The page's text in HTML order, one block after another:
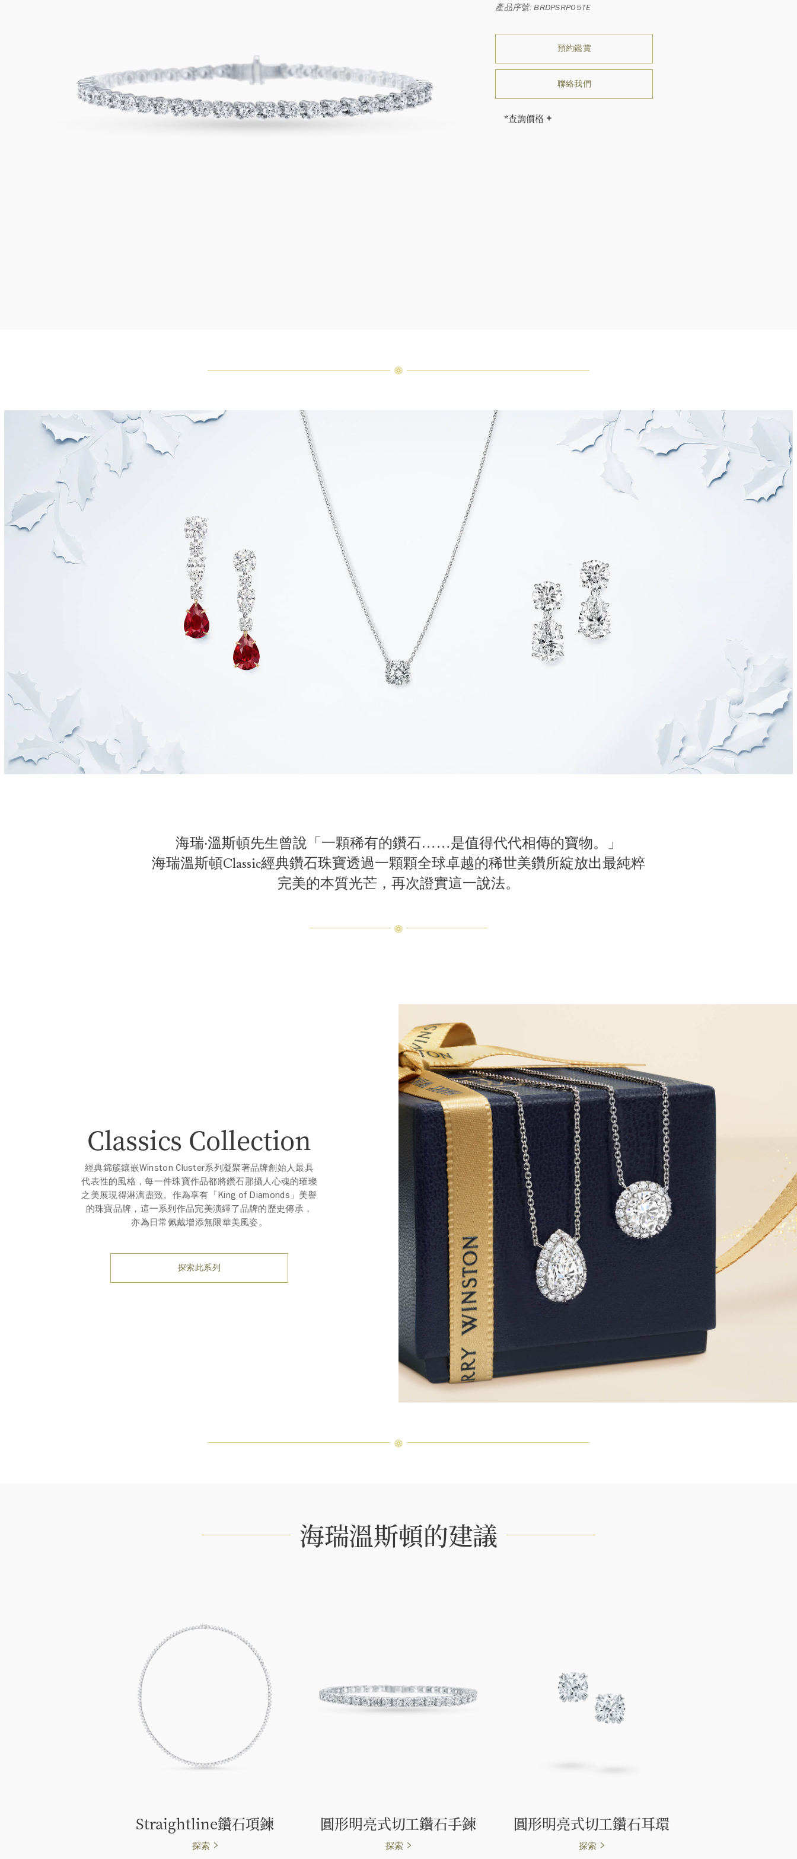
產品序號: BRDPSRP05TE
預約鑑賞
聯絡我們
*查詢價格
海瑞‧溫斯頓先生曾說「一顆稀有的鑽石……是值得代代相傳的寶物。」
海⁠瑞⁠溫⁠斯⁠頓Classic經典鑽石珠寶透過一顆顆全球卓越的稀世美鑽所綻放出最純粹
完⁠美的本質光芒，再次證實這一說法。
Classics Collection
經典錦簇鑲嵌Winston Cluster系列凝聚著品牌創始人最具
代⁠表性的風格，每一件珠寶作品都將鑽石那攝人心魂的璀璨
之⁠美展現得淋漓盡致。作為享有「King of Diamonds」美譽
的珠寶品牌，這一系列作品完美演繹了品牌的歷史傳承，
亦⁠為⁠日常佩戴增添無限華美風姿。
探索此系列
海瑞溫斯頓的建議
Straightline鑽石項鍊
探索
圓形明亮式切工鑽石手鍊
探索
圓形明亮式切工鑽石耳環
探索